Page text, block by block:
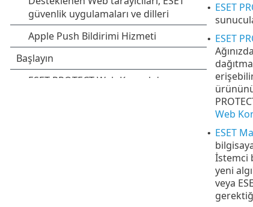
• ESET
• ESET
Web
• ESET
İstemci
yeni
veya